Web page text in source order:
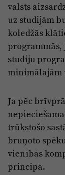
valsts
uz studijām
koledžās
programmās,
studiju
minimālajām
Ja pēc
trūkstošo
bruņoto
vienībās
principa.